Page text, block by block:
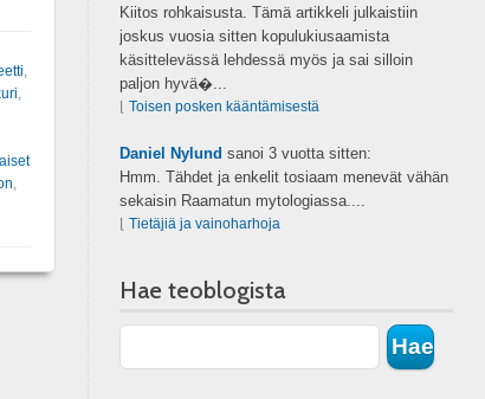
Kiitos rohkaisusta. Tämä artikkeli julkaistiin
joskus vuosia sitten kopulukiusaamista
käsittelevässä lehdessä myös ja sai silloin
paljon hyvä�...
Toisen posken kääntämisestä
Daniel Nylund sanoi 3 vuotta sitten:
Hmm. Tähdet ja enkelit tosiaam menevät vähän
sekaisin Raamatun mytologiassa....
Tietäjiä ja vainoharhoja
Hae teoblogista